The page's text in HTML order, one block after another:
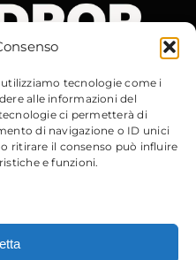
tecnologie come i
alle informazioni del
ci permetterà di
di navigazione o ID unici
ritirare il consenso può influire
e funzioni.
:380 8994580